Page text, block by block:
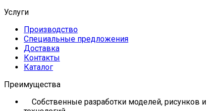
Услуги
Производство
Специальные предложения
Доставка
Контакты
Каталог
Преимущества
Собственные разработки моделей, рисунков и